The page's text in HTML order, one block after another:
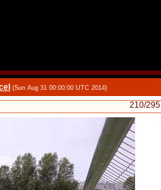
(Sun Aug 31 00:00:00 UTC 2014)
210/295